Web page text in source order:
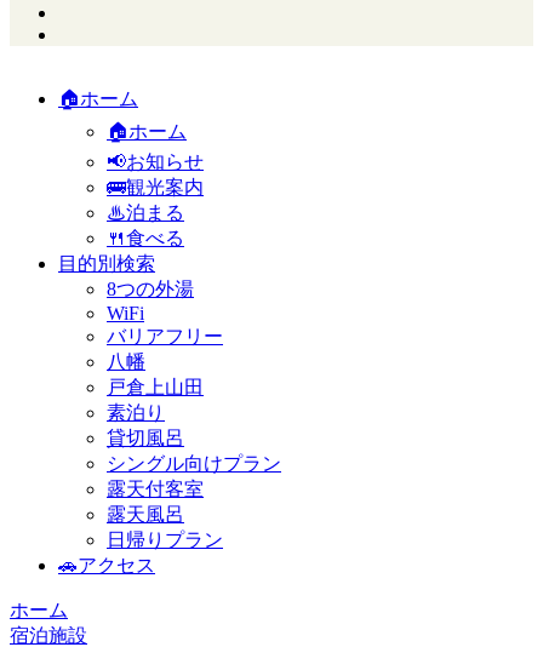
🏠ホーム
🏠ホーム
📢お知らせ
🚌観光案内
♨泊まる
🍴食べる
目的別検索
8つの外湯
WiFi
バリアフリー
八幡
戸倉上山田
素泊り
貸切風呂
シングル向けプラン
露天付客室
露天風呂
日帰りプラン
🚗アクセス
ホーム
宿泊施設